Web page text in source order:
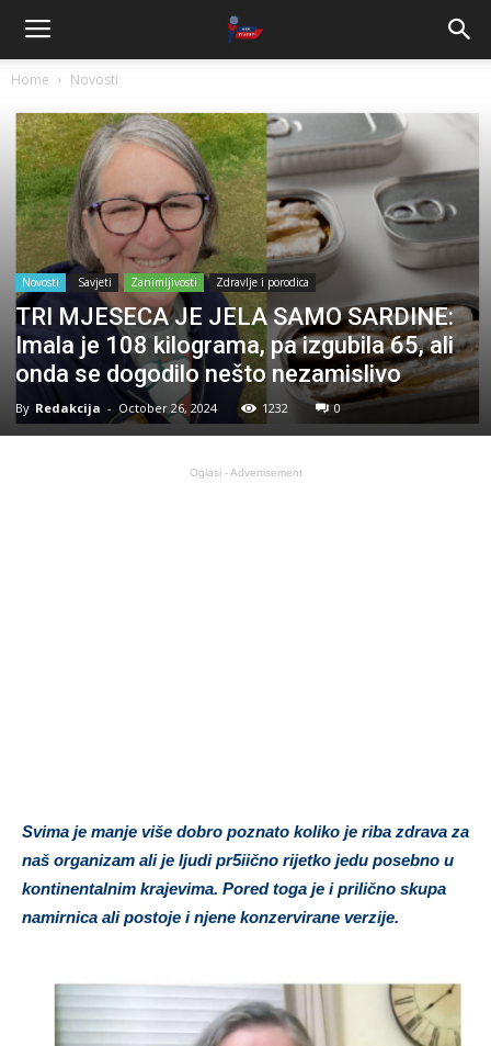
Home Novosti
Novosti Savjeti Zanimljivosti Zdravlje i porodica
TRI MJESECA JE JELA SAMO SARDINE:
Imala je 108 kilograma, pa izgubila 65, ali
onda se dogodilo nešto nezamislivo
By Redakcija - October 26, 2024 1232 0
Oglasi - Advertisement
Svima je manje više dobro poznato koliko je riba zdrava za
naš organizam ali je ljudi pr5iično rijetko jedu posebno u
kontinentalnim krajevima. Pored toga je i prilično skupa
namirnica ali postoje i njene konzervirane verzije.